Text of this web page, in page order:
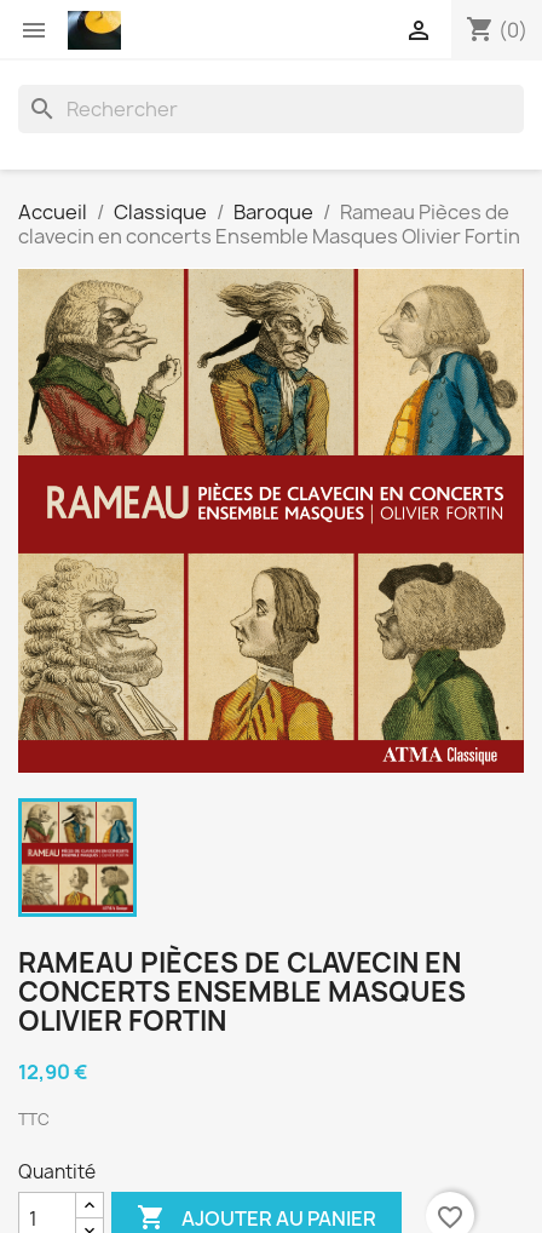
 shopping_cart (0)

search
Accueil Classique Baroque
Rameau Pièces de
clavecin en concerts Ensemble Masques Olivier Fortin
RAMEAU PIÈCES DE CLAVECIN EN
CONCERTS ENSEMBLE MASQUES
OLIVIER FORTIN
12,90 €
TTC
Quantité
 AJOUTER AU PANIER favorite_border